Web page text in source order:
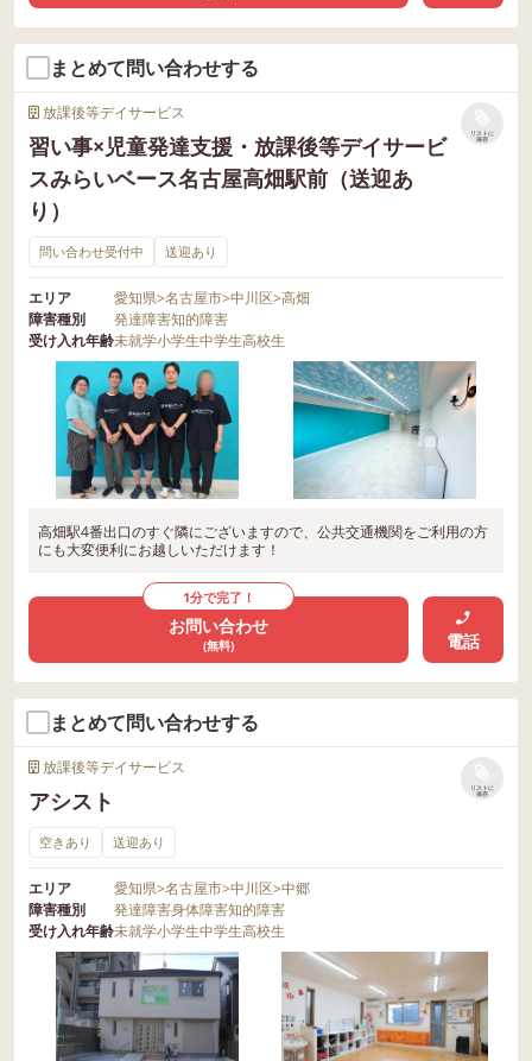
まとめて問い合わせする
放課後等デイサービス
習い事×児童発達支援・放課後等デイサービ
スみらいベース名古屋高畑駅前（送迎あ
り）
リストに
保存
問い合わせ受付中 送迎あり
エリア 愛知県>名古屋市>中川区>高畑
障害種別
発達障害知的障害
受け入れ年齢未就学小学生中学生高校生
高畑駅4番出口のすぐ隣にございますので、公共交通機関をご利用の方
にも大変便利にお越しいただけます！
1分で完了！
お問い合わせ
(無料) 電話
まとめて問い合わせする
放課後等デイサービス
アシスト
リストに
保存
空きあり 送迎あり
エリア 愛知県>名古屋市>中川区>中郷
障害種別
発達障害身体障害知的障害
受け入れ年齢未就学小学生中学生高校生